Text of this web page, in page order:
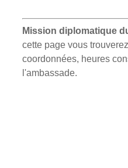
Mission diplomatique
cette page vous
coordonnées, heures
l'ambassade.